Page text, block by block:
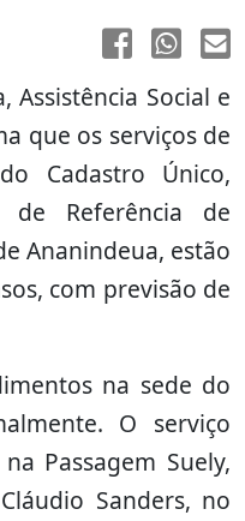
Assistência Social e
que os serviços de
Cadastro Único,
de Referência de
Ananindeua, estão
com previsão de
na sede do
O serviço
Passagem Suely,
Sanders, no